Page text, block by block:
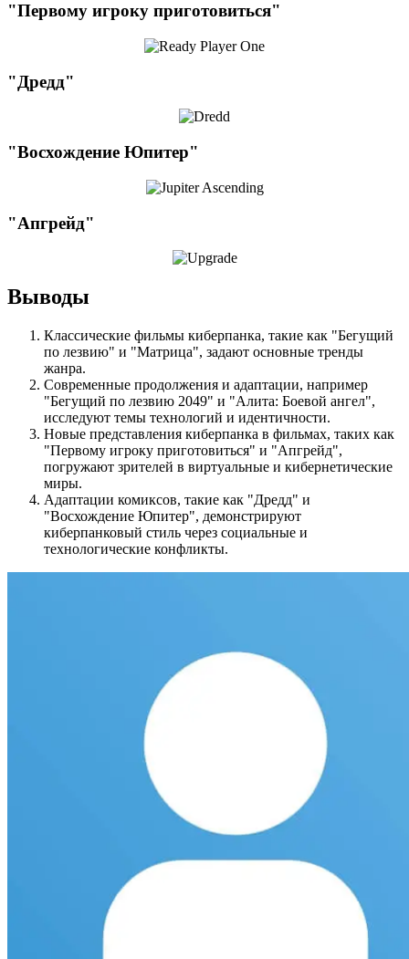
"Первому игроку приготовиться"
"Дредд"
"Восхождение Юпитер"
"Апгрейд"
Выводы
Классические фильмы киберпанка, такие как "Бегущий
по лезвию" и "Матрица", задают основные тренды
жанра.
Современные продолжения и адаптации, например
"Бегущий по лезвию 2049" и "Алита: Боевой ангел",
исследуют темы технологий и идентичности.
Новые представления киберпанка в фильмах, таких как
"Первому игроку приготовиться" и "Апгрейд",
погружают зрителей в виртуальные и кибернетические
миры.
Адаптации комиксов, такие как "Дредд" и
"Восхождение Юпитер", демонстрируют
киберпанковый стиль через социальные и
технологические конфликты.